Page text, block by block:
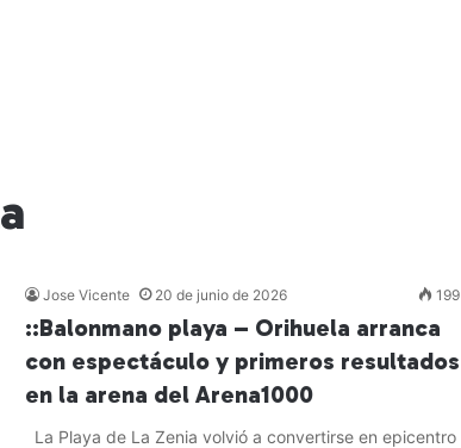
Jose Vicente 20 de junio de 2026 199
::Balonmano playa – Orihuela arranca
con espectáculo y primeros resultados
en la arena del Arena1000
La Playa de La Zenia volvió a convertirse en epicentro